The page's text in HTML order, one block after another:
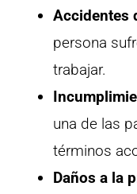
Accidentes
persona
trabajar.
una de las
términos
Daños a la